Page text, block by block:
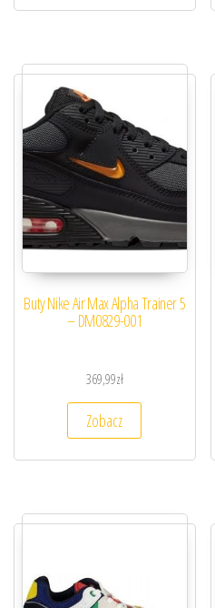
Buty Nike Air Max Alpha Trainer 5
– DM0829-001
369,99zł
Zobacz